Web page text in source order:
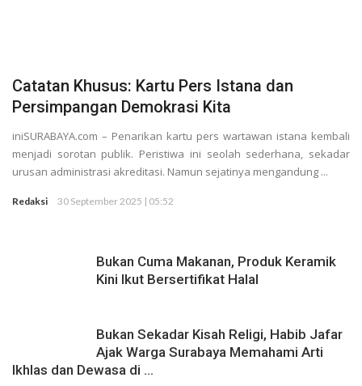
Catatan Khusus: Kartu Pers Istana dan
Persimpangan Demokrasi Kita
iniSURABAYA.com – Penarikan kartu pers wartawan istana kembali
menjadi sorotan publik. Peristiwa ini seolah sederhana, sekadar
urusan administrasi akreditasi. Namun sejatinya mengandung ...
Redaksi 30 September 2025 | 05:52
Bukan Cuma Makanan, Produk Keramik
Kini Ikut Bersertifikat Halal
Bukan Sekadar Kisah Religi, Habib Jafar
Ajak Warga Surabaya Memahami Arti
Ikhlas dan Dewasa di ...